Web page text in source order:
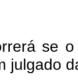
se
julgado